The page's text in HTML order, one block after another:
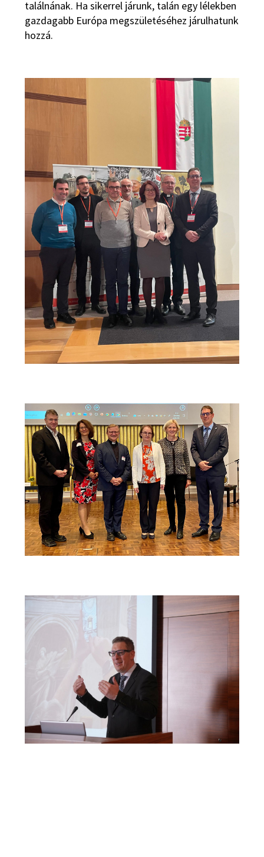
találnának. Ha sikerrel járunk, talán egy lélekben
gazdagabb Európa megszületéséhez járulhatunk
hozzá.